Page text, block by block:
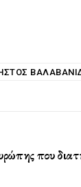
που